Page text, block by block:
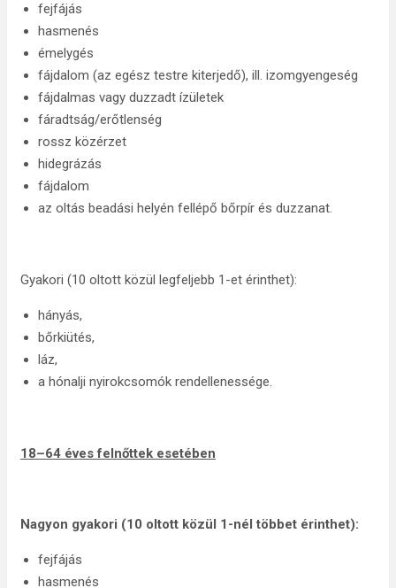
fejfájás
hasmenés
émelygés
fájdalom (az egész testre kiterjedő), ill. izomgyengeség
fájdalmas vagy duzzadt ízületek
fáradtság/erőtlenség
rossz közérzet
hidegrázás
fájdalom
az oltás beadási helyén fellépő bőrpír és duzzanat.
Gyakori (10 oltott közül legfeljebb 1-et érinthet):
hányás,
bőrkiütés,
láz,
a hónalji nyirokcsomók rendellenessége.
18–64 éves felnőttek esetében
Nagyon gyakori (10 oltott közül 1-nél többet érinthet):
fejfájás
hasmenés